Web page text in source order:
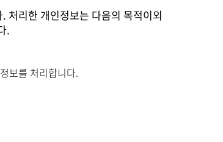
처리한 개인정보는 다음의 목적이외
.
보를 처리합니다.